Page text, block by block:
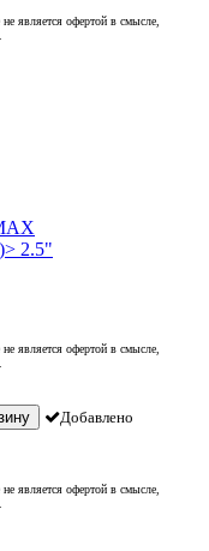
является офертой в смысле,
2.5"
является офертой в смысле,
Добавлено
является офертой в смысле,